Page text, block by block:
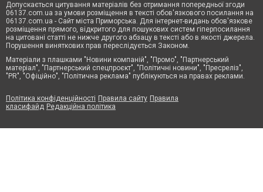
Допускається цитування матеріалів без отримання попередньої згоди
06137.com.ua за умови розміщення в тексті обов'язкового посилання на
06137.com.ua - Сайт міста Приморська. Для інтернет-видань обов'язкове
розміщення прямого, відкритого для пошукових систем гіперпосилання
на цитовані статті не нижче другого абзацу в тексті або в якості джерела.
Порушення виняткових прав переслідується Законом.
Матеріали з плашками "Новини компаній", "Промо", "Партнерський
матеріал", "Партнерський спецпроєкт", "Політичні новини", "Пресреліз",
"PR", "Офіційно", "Політична реклама" публікуються на правах реклами.
Політика конфіденційності Правила сайту Правила
класифайд Редакційна політика